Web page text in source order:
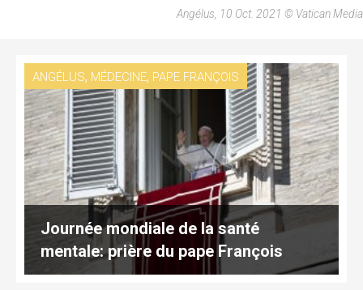
Angélus, 10 Oct. 2021 © Vatican Media
ANGÉLUS, MÉDECINE, PAPE FRANÇOIS
Journée mondiale de la santé
mentale: prière du pape François